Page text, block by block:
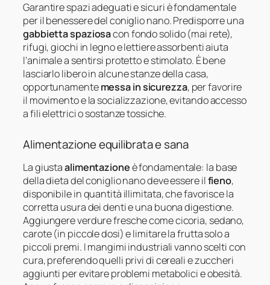
Garantire spazi adeguati e sicuri è fondamentale
per il benessere del coniglio nano. Predisporre una
gabbietta spaziosacon fondo solido (mai rete),
rifugi, giochi in legno e lettiere assorbenti aiuta
l’animale a sentirsi protetto e stimolato. È bene
lasciarlo libero in alcune stanze della casa,
opportunamentemessa in sicurezza, per favorire
il movimento e la socializzazione, evitando accesso
a fili elettrici o sostanze tossiche.
Alimentazione equilibrata e sana
La giustaalimentazioneè fondamentale: la base
della dieta del coniglio nano deve essere ilfieno,
disponibile in quantità illimitata, che favorisce la
corretta usura dei denti e una buona digestione.
Aggiungere verdure fresche come cicoria, sedano,
carote (in piccole dosi) e limitare la frutta solo a
piccoli premi. I mangimi industriali vanno scelti con
cura, preferendo quelli privi di cereali e zuccheri
aggiunti per evitare problemi metabolici e obesità.